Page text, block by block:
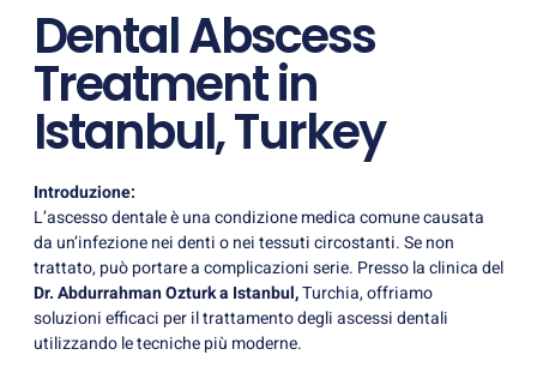
Dental Abscess
Treatment in
Istanbul, Turkey
Introduzione:
L’ascesso dentale è una condizione medica comune causata
da un’infezione nei denti o nei tessuti circostanti. Se non
trattato, può portare a complicazioni serie. Presso la clinica del
Dr. Abdurrahman Ozturk a Istanbul,Turchia, offriamo
soluzioni efficaci per il trattamento degli ascessi dentali
utilizzando le tecniche più moderne.